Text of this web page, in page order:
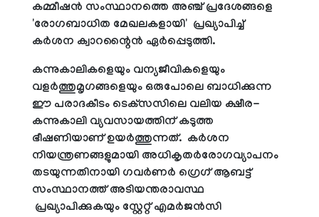
കമ്മീഷന്‍ സംസ്ഥാനത്തെ അഞ്ച് പ്രദേശങ്ങളെ
'രോഗബാധിത മേഖലകളായി' പ്രഖ്യാപിച്ച്
കര്‍ശന ക്വാറന്റൈന്‍ ഏര്‍പ്പെടുത്തി.
കന്നുകാലികളെയും വന്യജീവികളെയും
വളര്‍ത്തുമൃഗങ്ങളെയും ഒരുപോലെ ബാധിക്കുന്ന
ഈ പരാദകീടം ടെക്‌സസിലെ വലിയ ക്ഷീര-
കന്നുകാലി വ്യവസായത്തിന് കടുത്ത
ഭീഷണിയാണ് ഉയര്‍ത്തുന്നത്. കര്‍ശന
നിയന്ത്രണങ്ങളുമായി അധികൃതര്‍രോഗവ്യാപനം
തടയുന്നതിനായി ഗവര്‍ണര്‍ ഗ്രെഗ് ആബട്ട്
സംസ്ഥാനത്ത് അടിയന്തരാവസ്ഥ
പ്രഖ്യാപിക്കുകയും സ്റ്റേറ്റ് എമര്‍ജന്‍സി